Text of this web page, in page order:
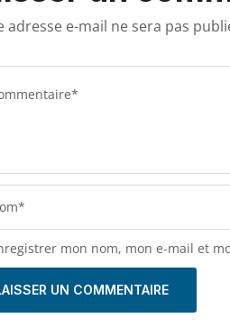
adresse e-mail ne sera pas
mon nom, mon e-mail et